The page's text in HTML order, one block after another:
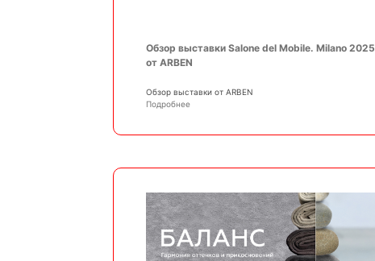
Обзор выставки Salone del Mobile. Milano 2025
от ARBEN
Обзор выставки от ARBEN
Подробнее